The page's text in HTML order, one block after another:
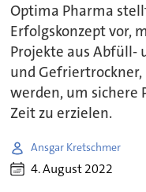
Optima Pharma
Erfolgskonzept vor,
Projekte aus Abfüll-
und
werden, um sichere
Zeit zu erzielen.
Ansgar Kretschmer
4. August 2022